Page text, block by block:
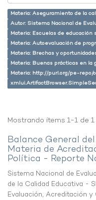
Materia: Aseguramiento de la
Autor: Sistema Nacional de
Materia: Escuelas de educación
Materia: Autoevaluación de
Materia: Brechas y
Materia: Buenas prácticas en la
Materia: http://purl.org/pe-repo/
Mostrando ítems 1-1 de 1
Balance General
Materia de
Política - Reporte
Sistema Nacional de
de la Calidad Educativa -
Evaluación, Acreditación